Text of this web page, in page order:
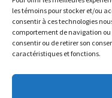
les témoins pour stocker et/ou
consentir à ces technologies
comportement de navigation ou
consentir ou de retirer son
caractéristiques et fonctions.
Boutique Rue
Mardi : 10h00 à
Mercredi : 10h00 à